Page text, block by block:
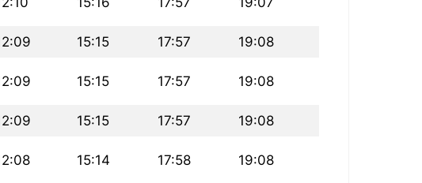
15:15 17:57 19:08
15:15 17:57 19:08
15:15 17:57 19:08
15:14 17:58 19:08